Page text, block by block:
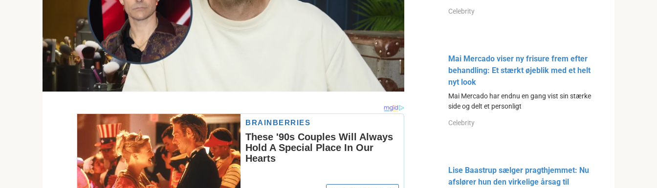
Celebrity
Mai Mercado viser ny frisure frem efter
behandling: Et stærkt øjeblik med et helt
nyt look
Mai Mercado har endnu en gang vist sin stærke
side og delt et personligt
Celebrity
Lise Baastrup sælger pragthjemmet: Nu
afslører hun den virkelige årsag til